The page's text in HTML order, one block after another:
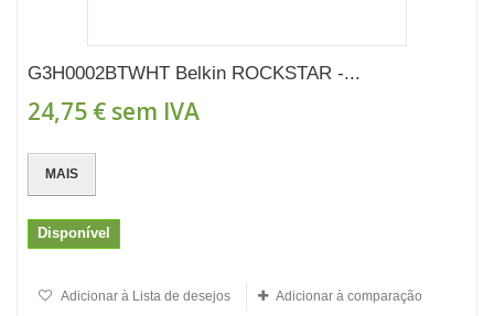
G3H0002BTWHT Belkin ROCKSTAR -...
24,75 € sem IVA
MAIS
Disponível
Adicionar à Lista de desejos Adicionar à comparação